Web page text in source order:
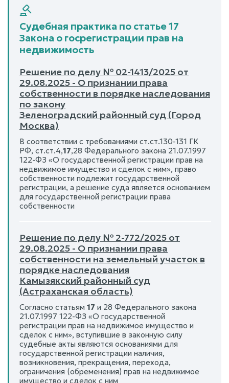
Судебная практика по статье 17
Закона о госрегистрации прав на
недвижимость
Решение по делу № 02-1413/2025 от
29.08.2025 - О признании права
собственности в порядке наследования
по закону
Зеленоградский районный суд (Город
Москва)
В соответствии с требованиями ст.ст.130-131 ГК
РФ, ст.ст.4,17,28 Федерального закона 21.07.1997
122-ФЗ «О государственной регистрации прав на
недвижимое имущество и сделок с ним», право
собственности подлежит государственной
регистрации, а решение суда является основанием
для государственной регистрации права
собственности
Решение по делу № 2-772/2025 от
29.08.2025 - О признании права
собственности на земельный участок в
порядке наследования
Камызякский районный суд
(Астраханская область)
Согласно статьям 17 и 28 Федерального закона
21.07.1997 122-ФЗ «О государственной
регистрации прав на недвижимое имущество и
сделок с ним», вступившие в законную силу
судебные акты являются основаниями для
государственной регистрации наличия,
возникновения, прекращения, перехода,
ограничения (обременения) прав на недвижимое
имущество и сделок с ним